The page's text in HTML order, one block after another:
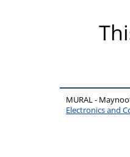
MURAL -
Electronics and